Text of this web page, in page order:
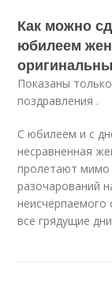
Как можно
юбилеем
Показаны
поздравления .
С юбилеем и с
несравненная
пролетают мимо
разочарований
неисчерпаемого
все грядущие